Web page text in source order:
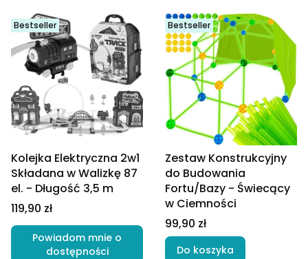
Bestseller
Kolejka Elektryczna 2w1
Składana w Walizkę 87
el. - Długość 3,5 m
Cena
119,90 zł
Powiadom mnie o
dostępności
Bestseller
Zestaw Konstrukcyjny
do Budowania
Fortu/Bazy - Świecący
w Ciemności
Cena
99,90 zł
Do koszyka